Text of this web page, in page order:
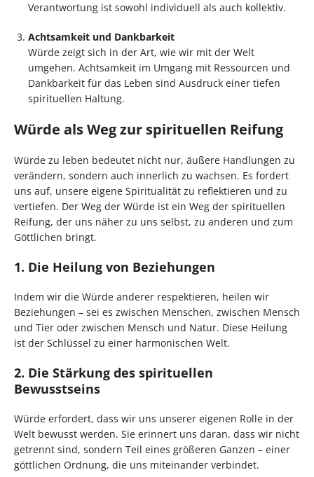
Verantwortung ist sowohl individuell als auch kollektiv.
Achtsamkeit und Dankbarkeit
Würde zeigt sich in der Art, wie wir mit der Welt
umgehen. Achtsamkeit im Umgang mit Ressourcen und
Dankbarkeit für das Leben sind Ausdruck einer tiefen
spirituellen Haltung.
Würde als Weg zur spirituellen Reifung
Würde zu leben bedeutet nicht nur, äußere Handlungen zu
verändern, sondern auch innerlich zu wachsen. Es fordert
uns auf, unsere eigene Spiritualität zu reflektieren und zu
vertiefen. Der Weg der Würde ist ein Weg der spirituellen
Reifung, der uns näher zu uns selbst, zu anderen und zum
Göttlichen bringt.
1. Die Heilung von Beziehungen
Indem wir die Würde anderer respektieren, heilen wir
Beziehungen – sei es zwischen Menschen, zwischen Mensch
und Tier oder zwischen Mensch und Natur. Diese Heilung
ist der Schlüssel zu einer harmonischen Welt.
2. Die Stärkung des spirituellen
Bewusstseins
Würde erfordert, dass wir uns unserer eigenen Rolle in der
Welt bewusst werden. Sie erinnert uns daran, dass wir nicht
getrennt sind, sondern Teil eines größeren Ganzen – einer
göttlichen Ordnung, die uns miteinander verbindet.